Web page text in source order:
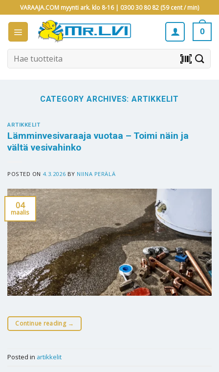
to
content
VARAAJA.COM myynti ark. klo 8-16 | 0300 30 80 82 (59 cent / min)
0
Etsi: barcode_scanner
CATEGORY ARCHIVES:ARTIKKELIT
ARTIKKELIT
Lämminvesivaraaja vuotaa – Toimi näin ja
vältä vesivahinko
POSTED ON 4.3.2026 BY NIINA PERÄLÄ
04
maalis
Continue reading →
Posted in artikkelit